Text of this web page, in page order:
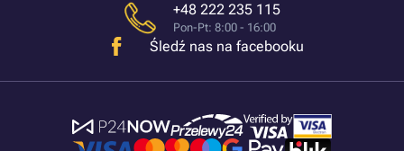
+48 222 235 115
Pon-Pt: 8:00 - 16:00
Śledź nas na facebooku